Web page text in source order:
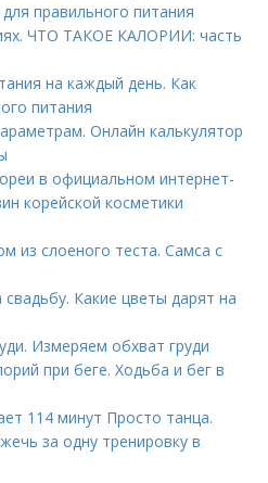
правильного питания
ЧТО ТАКОЕ КАЛОРИИ: часть
на каждый день. Как
питания
Онлайн калькулятор
в официальном интернет-
корейской косметики
из слоеного теста. Самса с
Какие цветы дарят на
Измеряем обхват груди
при беге. Ходьба и бег в
114 минут Просто танца.
за одну тренировку в